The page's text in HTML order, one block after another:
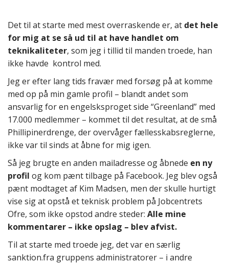
Det til at starte med mest overraskende er, at det hele
for mig at se så ud til at have handlet om
teknikaliteter, som jeg i tillid til manden troede, han
ikke havde kontrol med.
Jeg er efter lang tids fravær med forsøg på at komme
med op på min gamle profil – blandt andet som
ansvarlig for en engelsksproget side “Greenland” med
17.000 medlemmer – kommet til det resultat, at de små
Phillipinerdrenge, der overvåger fællesskabsreglerne,
ikke var til sinds at åbne for mig igen.
Så jeg brugte en anden mailadresse og åbnede en ny
profil og kom pænt tilbage på Facebook. Jeg blev også
pænt modtaget af Kim Madsen, men der skulle hurtigt
vise sig at opstå et teknisk problem på Jobcentrets
Ofre, som ikke opstod andre steder: Alle mine
kommentarer – ikke opslag – blev afvist.
Til at starte med troede jeg, det var en særlig
sanktion.fra gruppens administratorer – i andre